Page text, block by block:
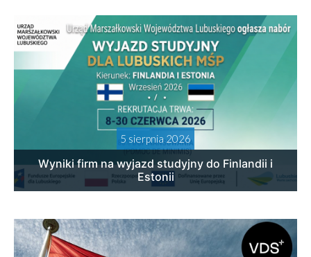
5 sierpnia 2026
Wyniki firm na wyjazd studyjny do Finlandii i
Estonii